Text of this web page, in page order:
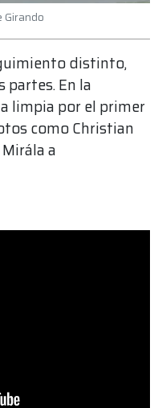
Girando
distinto,
partes. En la
limpia por el primer
como Christian
a